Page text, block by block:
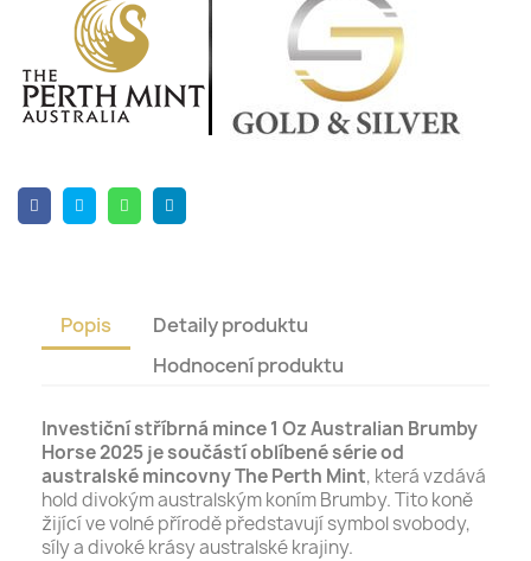
Popis
Detaily produktu
Hodnocení produktu
Investiční stříbrná mince 1 Oz Australian Brumby
Horse 2025 je součástí oblíbené série od
australské mincovny The Perth Mint, která vzdává
hold divokým australským koním Brumby. Tito koně
žijící ve volné přírodě představují symbol svobody,
síly a divoké krásy australské krajiny.